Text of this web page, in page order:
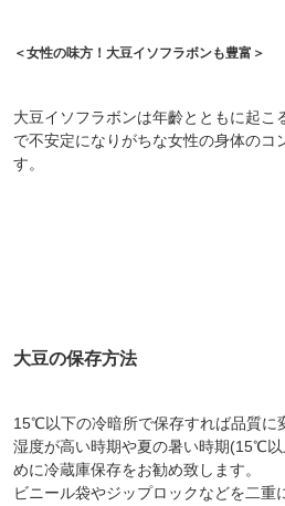
＜女性の味方！大豆イソフラボンも豊富＞
大豆イソフラボンは年齡とともに起こ
で不安定になりがちな女性の身体のコ
す。
大豆の保存方法
15℃以下の冷暗所で保存すれば品質に
湿度が高い時期や夏の暑い時期(15℃
めに冷蔵庫保存をお勧め致します。
ビニール袋やジップロックなどを二重